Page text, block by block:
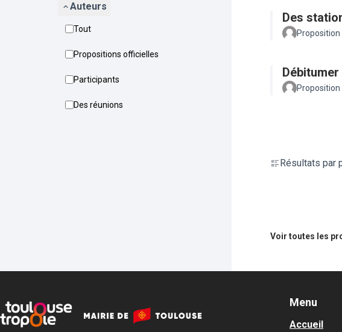
Auteurs
Tout
Propositions officielles
Participants
Des réunions
Des
Résultats par
Voir toutes les
Menu
Accueil